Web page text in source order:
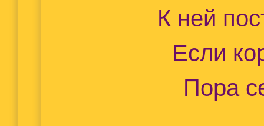
К ней
Если
Пора